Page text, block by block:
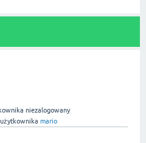
niezalogowany
mario